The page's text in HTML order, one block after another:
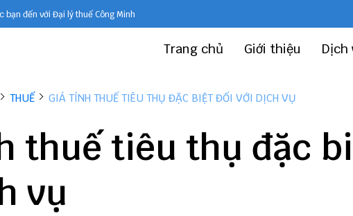
bạn đến với Đại lý thuế Công Minh
Trang chủ Giới thiệu Dịch
THUẾ GIÁ TÍNH THUẾ TIÊU THỤ ĐẶC BIỆT ĐỐI VỚI DỊCH VỤ
thuế tiêu thụ đặc
vụ